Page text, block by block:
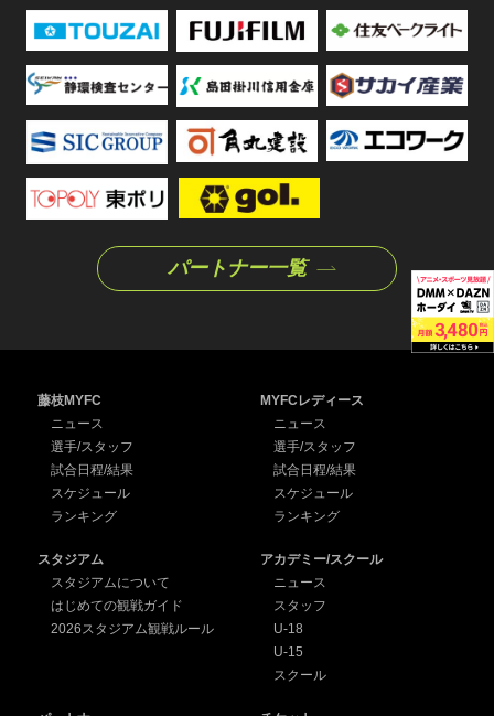
パートナー一覧
藤枝MYFC
ニュース
選手/スタッフ
試合日程/結果
スケジュール
ランキング
MYFCレディース
ニュース
選手/スタッフ
試合日程/結果
スケジュール
ランキング
スタジアム
スタジアムについて
はじめての観戦ガイド
2026スタジアム観戦ルール
アカデミー/スクール
ニュース
スタッフ
U-18
U-15
スクール